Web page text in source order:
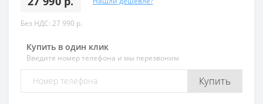
Без НДС: 27 990 р.
Купить в один клик
Введите номер телефона и мы перезвоним
Купить